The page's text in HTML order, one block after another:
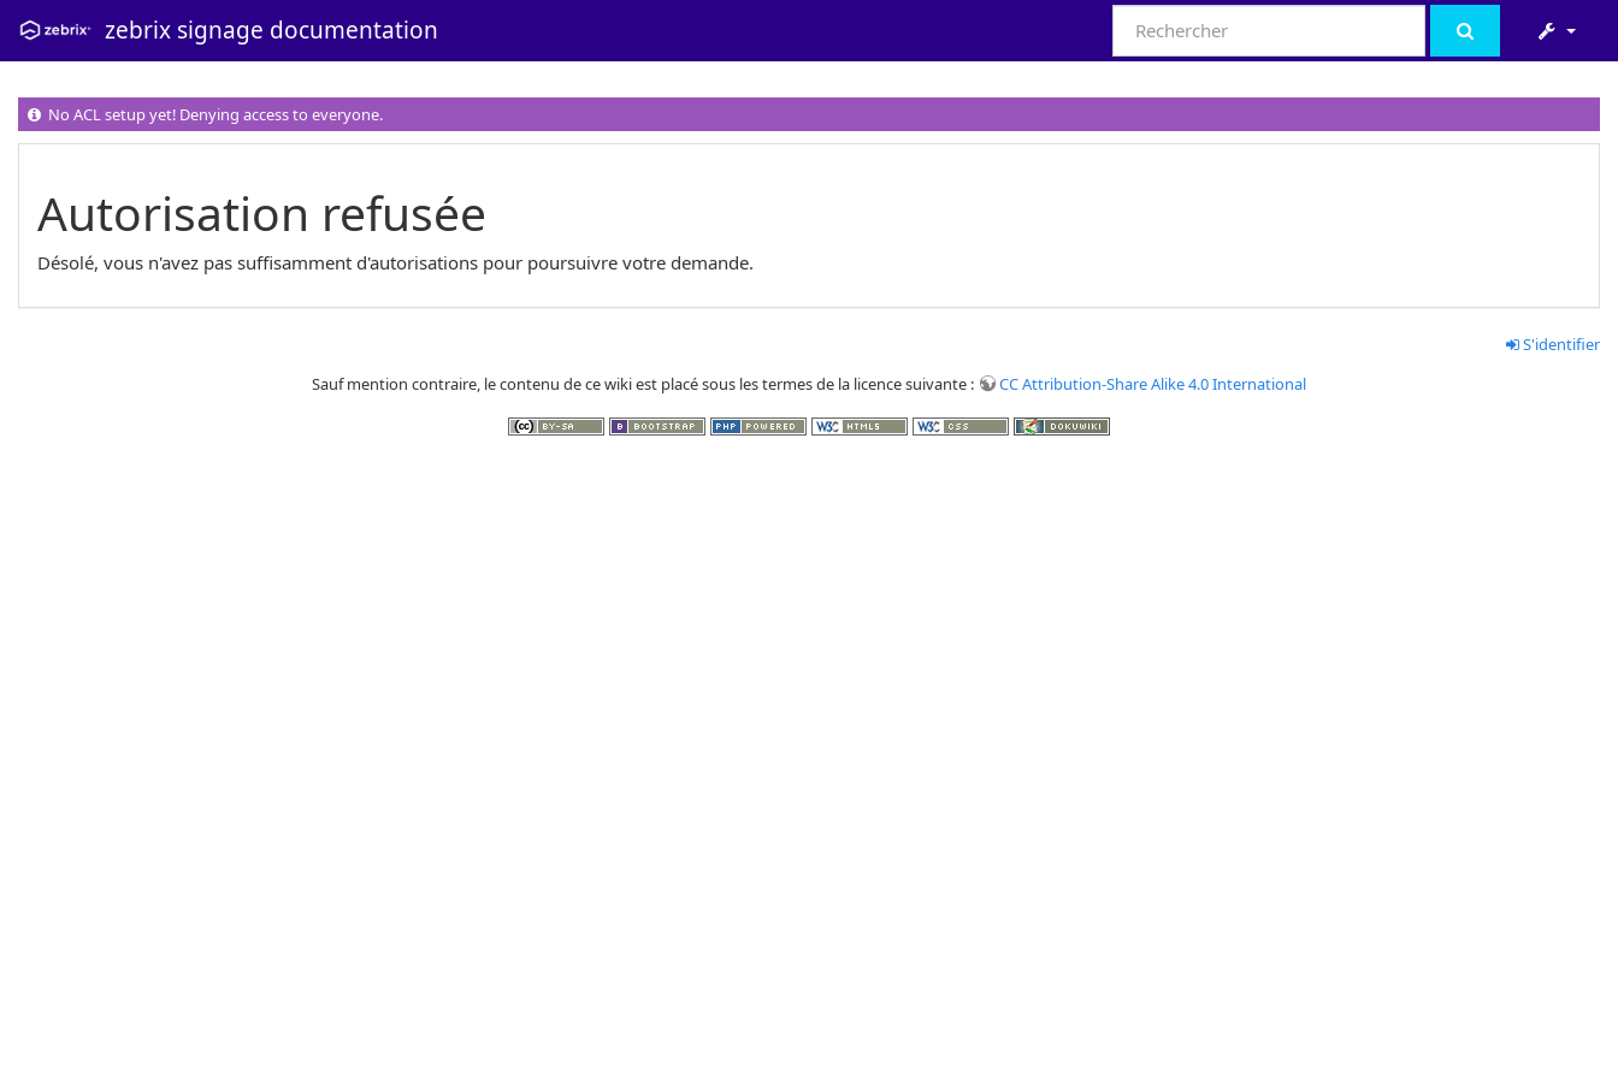
zebrix signage documentation
No ACL setup yet! Denying access to everyone.
Autorisation refusée
Désolé, vous n'avez pas suffisamment d'autorisations pour poursuivre votre demande.
S'identifier
Sauf mention contraire, le contenu de ce wiki est placé sous les termes de la licence suivante :
CC Attribution-Share Alike 4.0 International